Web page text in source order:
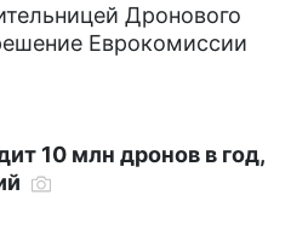
Дронового
Еврокомиссии
10 млн дронов в год,